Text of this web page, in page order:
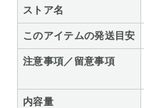
ストア名
このアイテムの発送目安
注意事項／留意事項
内容量